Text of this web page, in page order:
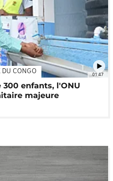
01:47
DU CONGO
300 enfants, l'ONU
majeure